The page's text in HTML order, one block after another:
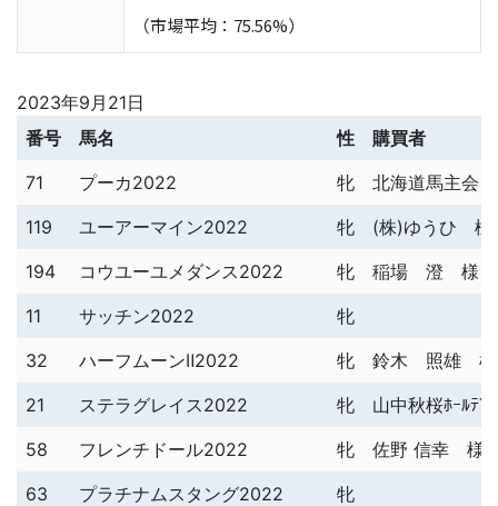
（市場平均：75.56%）
2023年9月21日
番号
馬名 性
購買者
71
プーカ2022 牝
北海道馬主
119
ユーアーマイン2022 牝
(株)ゆうひ 様
194
コウユーユメダンス2022 牝
稲場 澄 様
11
サッチン2022
牝
32
ハーフムーンⅡ2022 牝
鈴木 照雄 様
21
ステラグレイス2022 牝
山中秋桜ﾎｰﾙﾃ
58
フレンチドール2022 牝
佐野 信幸 様
63
プラチナムスタング2022
牝